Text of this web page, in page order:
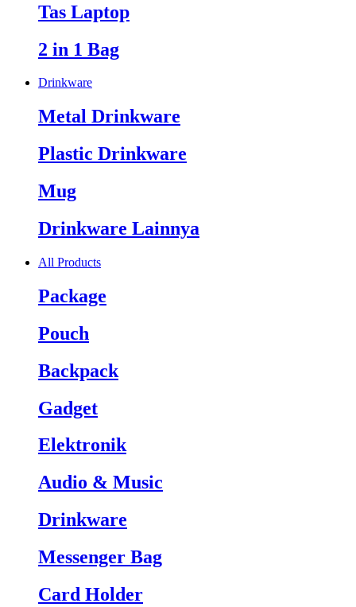
Tas Laptop
2 in 1 Bag
Drinkware
Metal Drinkware
Plastic Drinkware
Mug
Drinkware Lainnya
All Products
Package
Pouch
Backpack
Gadget
Elektronik
Audio & Music
Drinkware
Messenger Bag
Card Holder